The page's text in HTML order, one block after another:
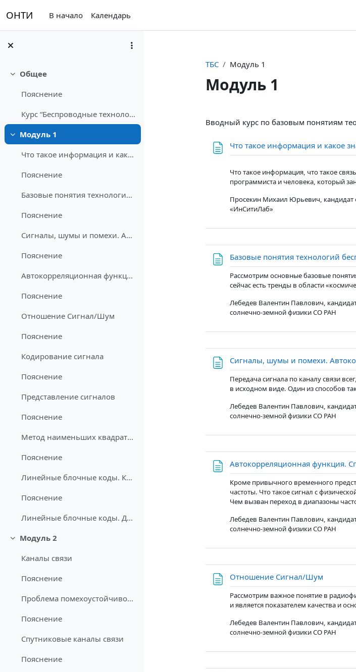
ОНТИ В начало Календарь
Свернуть
Общее
Пояснение
Курс “Беспроводные технологии связи” возник как до...
Свернуть
Модуль 1
Что такое информация и какое значение имеет информация?
Пояснение
Базовые понятия технологий беспроводной связи
Пояснение
Сигналы, шумы и помехи. Автокорреляционная функция
Пояснение
Автокорреляционная функция. Спектральный подход
Пояснение
Отношение Сигнал/Шум
Пояснение
Кодирование сигнала
Пояснение
Представление сигналов
Пояснение
Метод наименьших квадратов
Пояснение
Линейные блочные коды. Кодирование
Пояснение
Линейные блочные коды. Декодирование
Свернуть
Модуль 2
Каналы связи
Пояснение
Проблема помехоустойчивого кодирования
Пояснение
Спутниковые каналы связи
Пояснение
ТБС Модуль 1
Модуль 1
Section outline
Вводный курс по базовым понятиям
Что такое информация и какое
Что такое информация, что такое
программиста и человека, который
Просекин Михаил Юрьевич, кандидат
«ИнСитиЛаб»
Базовые понятия технологий
Рассмотрим основные базовые
сейчас есть тренды в области
Лебедев Валентин Павлович,
солнечно-земной физики СО РАН
Сигналы, шумы и помехи.
Передача сигнала по каналу связи
в исходном виде. Один из способов
Лебедев Валентин Павлович,
солнечно-земной физики СО РАН
Автокорреляционная функция.
Кроме привычного временного
частоты. Что такое сигнал с
Чем вызван переход в диапазоны
Лебедев Валентин Павлович,
солнечно-земной физики СО РАН
Отношение Сигнал/ШумСтраница
Рассмотрим важное понятие в
и является показателем качества и
Лебедев Валентин Павлович,
солнечно-земной физики СО РАН